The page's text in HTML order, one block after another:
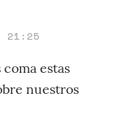
21:25
coma estas
nuestros